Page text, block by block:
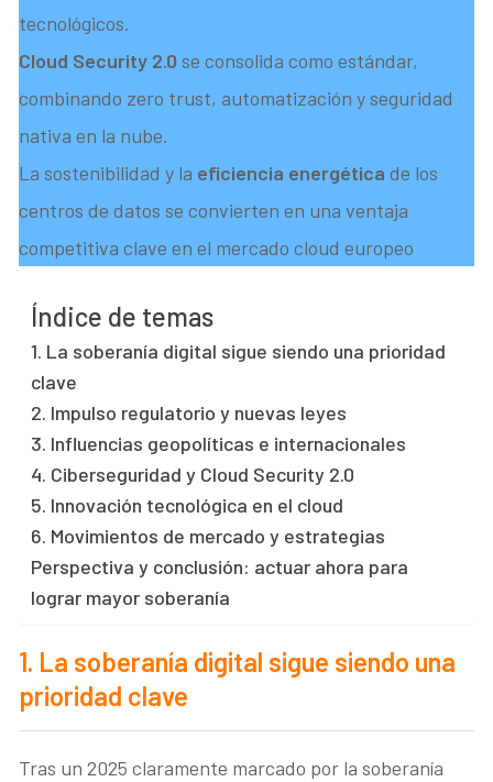
tecnológicos.
Cloud Security 2.0 se consolida como estándar,
combinando zero trust, automatización y seguridad
nativa en la nube.
La sostenibilidad y la eficiencia energética de los
centros de datos se convierten en una ventaja
competitiva clave en el mercado cloud europeo
Índice de temas
1. La soberanía digital sigue siendo una prioridad
clave
2. Impulso regulatorio y nuevas leyes
3. Influencias geopolíticas e internacionales
4. Ciberseguridad y Cloud Security 2.0
5. Innovación tecnológica en el cloud
6. Movimientos de mercado y estrategias
Perspectiva y conclusión: actuar ahora para
lograr mayor soberanía
1. La soberanía digital sigue siendo una
prioridad clave
Tras un 2025 claramente marcado por la soberanía